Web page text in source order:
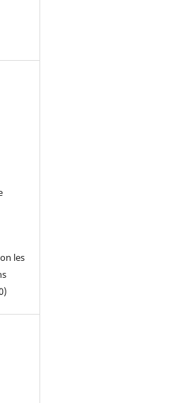
les